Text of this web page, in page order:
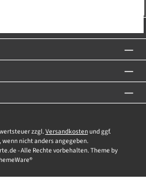
zzgl. Versandkostenund ggf.
nicht anders angegeben.
- Alle Rechte vorbehalten. Theme by